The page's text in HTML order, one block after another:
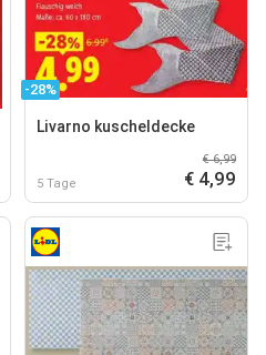
-28%
Livarno kuscheldecke
5 Tage
€ 6,99
€ 4,99